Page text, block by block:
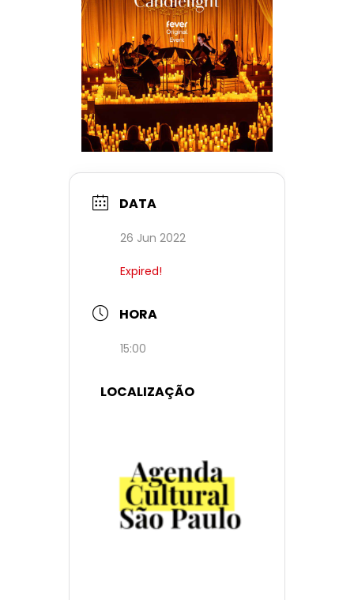
DATA
26 Jun 2022
Expired!
HORA
15:00
LOCALIZAÇÃO